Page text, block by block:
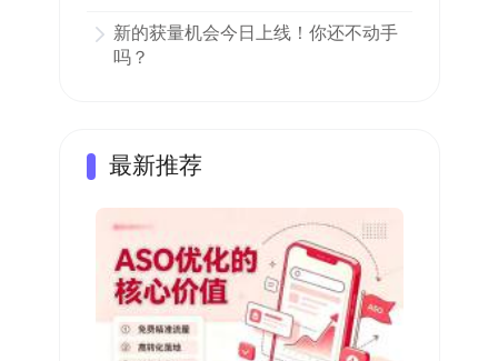
新的获量机会今日上线！你还不动手
吗？
最新推荐